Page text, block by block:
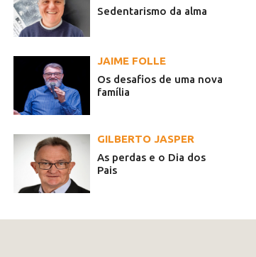
Sedentarismo da alma
JAIME FOLLE
Os desafios de uma nova
família
GILBERTO JASPER
As perdas e o Dia dos
Pais